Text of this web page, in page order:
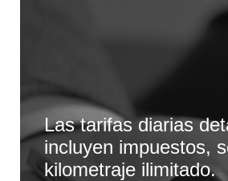
Las tarifas diarias
incluyen impuestos,
kilometraje ilimitado.